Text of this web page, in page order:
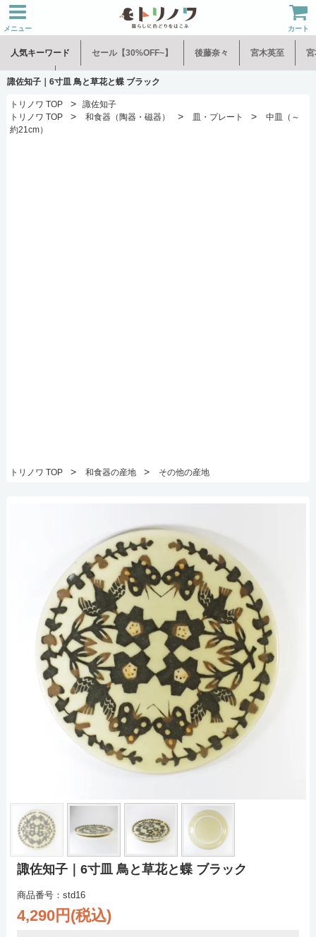
メニュー カート
人気キーワード セール【30%OFF~】 後藤奈々 宮木英至 宮
水谷和音 児玉修治
諏佐知子｜6寸皿 鳥と草花と蝶 ブラック
トリノワ TOP >
諏佐知子
トリノワ TOP
> 和食器（陶器・磁器） > 皿・プレート >
中皿（～
約21cm）
トリノワ TOP > 和食器の産地 > その他の産地
諏佐知子｜6寸皿 鳥と草花と蝶 ブラック
商品番号：std16
4,290円(税込)